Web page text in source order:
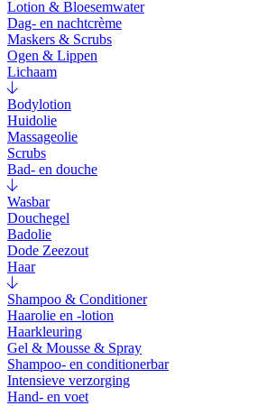
Lotion & Bloesemwater
Dag- en nachtcrème
Maskers & Scrubs
Ogen & Lippen
Lichaam
Bodylotion
Huidolie
Massageolie
Scrubs
Bad- en douche
Wasbar
Douchegel
Badolie
Dode Zeezout
Haar
Shampoo & Conditioner
Haarolie en -lotion
Haarkleuring
Gel & Mousse & Spray
Shampoo- en conditionerbar
Intensieve verzorging
Hand- en voet